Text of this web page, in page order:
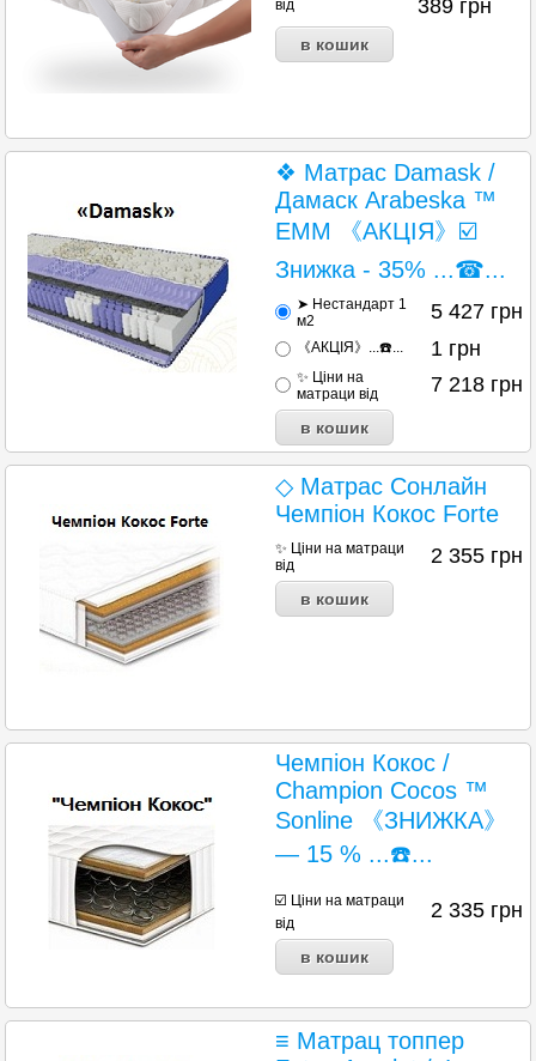
від 389 грн
❖ Матрас Damask /
Дамаск Arabeska ™
ЕММ 《АКЦІЯ》☑️
Знижка - 35% ...☎...
➤ Нестандарт 1
м2
5 427 грн
《АКЦІЯ》...☎️... 1 грн
✨ Ціни на
матраци від
7 218 грн
◇ Матрас Сонлайн
Чемпіон Кокос Forte
✨ Ціни на матраци
від
2 355 грн
Чемпіон Кокос /
Champion Cocos ™
Sonline 《ЗНИЖКА》
— 15 % ...☎️...
☑️ Ціни на матраци
від
2 335 грн
≡ Матрац топпер